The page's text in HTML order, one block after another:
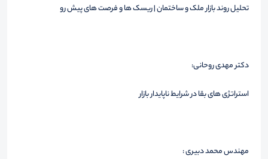
تحلیل روند بازار ملک و ساختمان | ریسک ها و فرصت های پیش رو
دکتر مهدی روحانی:
استراتژی های بقا در شرایط ناپایدار بازار
مهندس محمد دبیری :